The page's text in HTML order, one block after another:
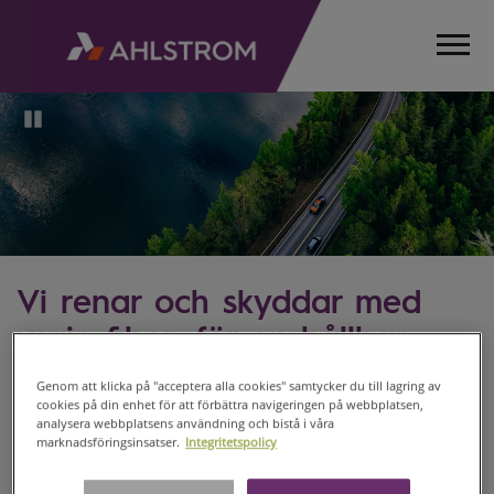
Vi renar och skyddar med
varje fiber, för en hållbar
värld
Vi vill vara en tankeledare när det gäller att
främja hållbara fiberbaserade material, för
att bidra till en förändring mot en hållbar,
Genom att klicka på "acceptera alla cookies" samtycker du till lagring av
cookies på din enhet för att förbättra navigeringen på webbplatsen,
analysera webbplatsens användning och bistå i våra
marknadsföringsinsatser. Integritetspolicy